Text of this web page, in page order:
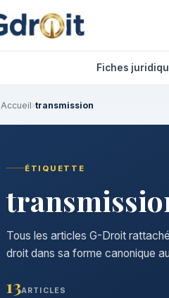
Fiches
Accueil›transmission
ÉTIQUETTE
Tous les articles G-Droit
droit dans sa forme canonique
13ARTICLES